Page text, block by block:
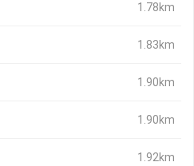
1.78km
1.83km
1.90km
1.90km
1.92km